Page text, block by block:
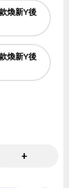
煥新Y後
煥新Y後
+